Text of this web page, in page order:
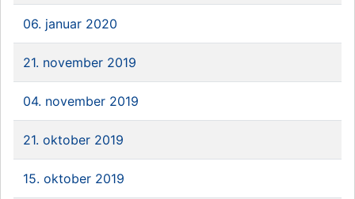
06. januar 2020
21. november 2019
04. november 2019
21. oktober 2019
15. oktober 2019